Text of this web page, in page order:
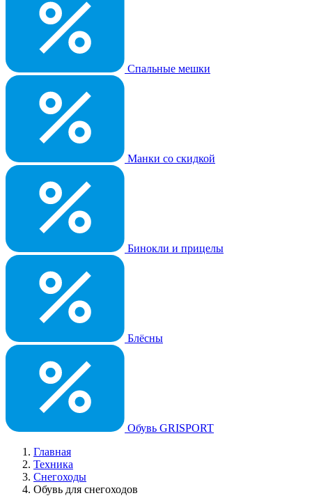
Спальные мешки
Манки со скидкой
Бинокли и прицелы
Блёсны
Обувь GRISPORT
Главная
Техника
Снегоходы
Обувь для снегоходов